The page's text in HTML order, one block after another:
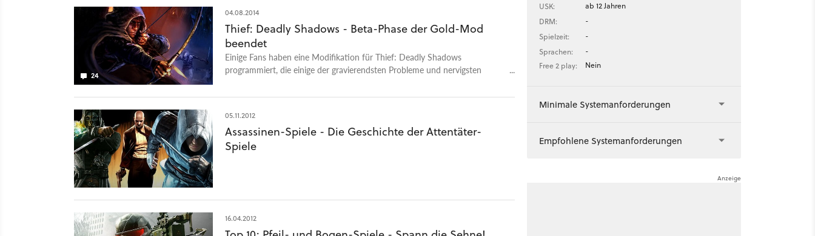
24
04.08.2014
Thief: Deadly Shadows - Beta-Phase der Gold-Mod
beendet
Einige Fans haben eine Modifikation für Thief: Deadly Shadows
programmiert, die einige der gravierendsten Probleme und nervigsten
Features sollen nachgereicht werden.
05.11.2012
Assassinen-Spiele - Die Geschichte der Attentäter-
Spiele
16.04.2012
USK:
ab 12 Jahren
DRM:
-
Spielzeit:
-
Sprachen:
-
Free 2 play:
Nein
Minimale Systemanforderungen
Empfohlene Systemanforderungen